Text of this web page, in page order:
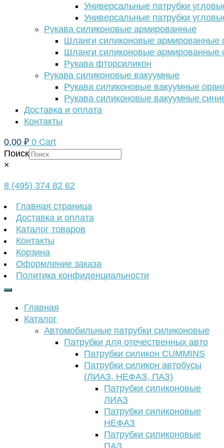
Универсальные патрубки
Универсальные патрубки
Рукава силиконовые армированные
Шланги силиконовые армированные
Шланги силиконовые армированные
Рукава фторсиликон
Рукава силиконовые вакуумные
Рукава силиконовые вакуумные
Рукава силиконовые вакуумные
Доставка и оплата
Контакты
0,00 ₽ 0 Cart
Поиск
×
8 (495) 374 82 62
Главная страница
Доставка и оплата
Каталог товаров
Контакты
Корзина
Оформление заказа
Политика конфиденциальности
Главная
Каталог
Автомобильные патрубки силиконовые
Патрубки для отечественных авто
Патрубки силикон CUMMINS
Патрубки силикон автобусы
(ЛИАЗ, НЕФАЗ, ПАЗ)
Патрубки силиконовые
ЛИАЗ
Патрубки силиконовые
НЕФАЗ
Патрубки силиконовые
ПАЗ